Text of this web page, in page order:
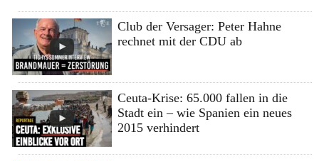
Club der Versager: Peter Hahne
rechnet mit der CDU ab
Ceuta-Krise: 65.000 fallen in die
Stadt ein – wie Spanien ein neues
2015 verhindert